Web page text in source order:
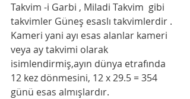
Takvim -i Garbi , Miladi Takvim  gibi
takvimler Güneş esaslı takvimlerdir .
Kameri yani ayı esas alanlar kameri
veya ay takvimi olarak
isimlendirmiş,ayın dünya etrafında
12 kez dönmesini, 12 x 29.5 = 354
günü esas almışlardır.